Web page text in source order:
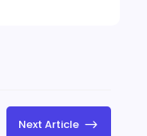
Next Article $